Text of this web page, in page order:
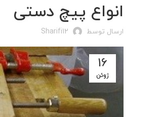
انواع پیچ دستی
ارسال توسط Sharifi12
16
ژوئن